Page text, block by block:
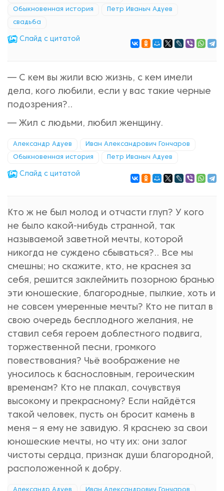
Обыкновенная история Петр Иваныч Адуев
свадьба
Cлайд с цитатой
— С кем вы жили всю жизнь, с кем имели
дела, кого любили, если у вас такие черные
подозрения?..
— Жил с людьми, любил женщину.
Александр Адуев Иван Александрович Гончаров
Обыкновенная история Петр Иваныч Адуев
Cлайд с цитатой
Кто ж не был молод и отчасти глуп? У кого
не было какой-нибудь странной, так
называемой заветной мечты, которой
никогда не суждено сбываться?.. Все мы
смешны; но скажите, кто, не краснея за
себя, решится заклеймить позорною бранью
эти юношеские, благородные, пылкие, хоть и
не совсем умеренные мечты? Кто не питал в
свою очередь бесплодного желания, не
ставил себя героем доблестного подвига,
торжественной песни, громкого
повествования? Чьё воображение не
уносилось к баснословным, героическим
временам? Кто не плакал, сочувствуя
высокому и прекрасному? Если найдётся
такой человек, пусть он бросит камень в
меня – я ему не завидую. Я краснею за свои
юношеские мечты, но чту их: они залог
чистоты сердца, признак души благородной,
расположенной к добру.